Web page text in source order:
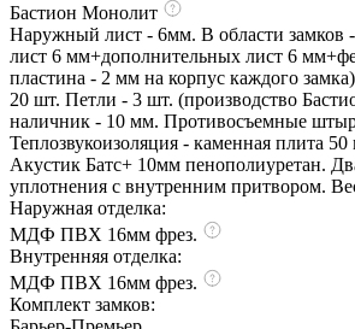
Бастион Монолит
Наружный лист - 6мм. В области
лист 6 мм+дополнительных лист 6
пластина - 2 мм на корпус каждого
20 шт. Петли - 3 шт. (производство
наличник - 10 мм. Противосъемные
Теплозвукоизоляция - каменная плита
Акустик Батс+ 10мм пенополиуретан.
уплотнения с внутренним притвором.
Наружная отделка:
МДФ ПВХ 16мм фрез.
Внутренняя отделка:
МДФ ПВХ 16мм фрез.
Комплект замков: